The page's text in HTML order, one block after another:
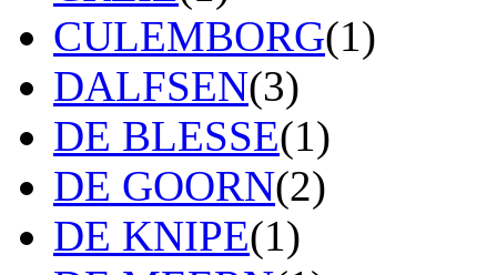
CULEMBORG(1)
DALFSEN(3)
DE BLESSE(1)
DE GOORN(2)
DE KNIPE(1)